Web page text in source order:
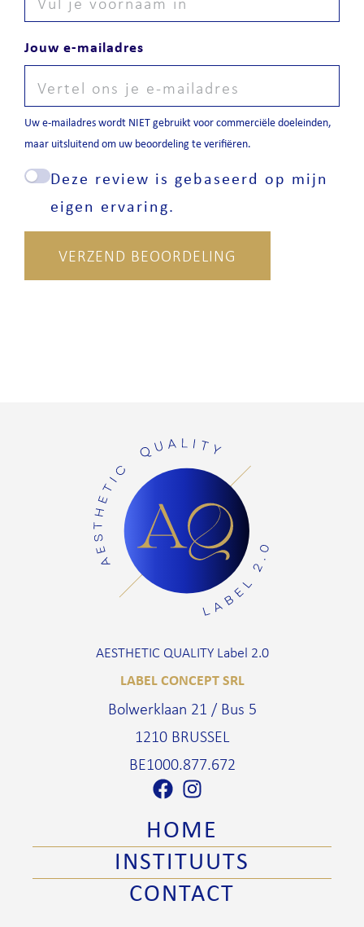
Jouw e-mailadres
Uw e-mailadres wordt NIET gebruikt voor commerciële doeleinden,
maar uitsluitend om uw beoordeling te verifiëren.
Deze review is gebaseerd op mijn
eigen ervaring.
VERZEND BEOORDELING
AESTHETIC QUALITY Label 2.0
LABEL CONCEPT SRL
Bolwerklaan 21 / Bus 5
1210 BRUSSEL
BE1000.877.672
HOME
INSTITUUTS
CONTACT